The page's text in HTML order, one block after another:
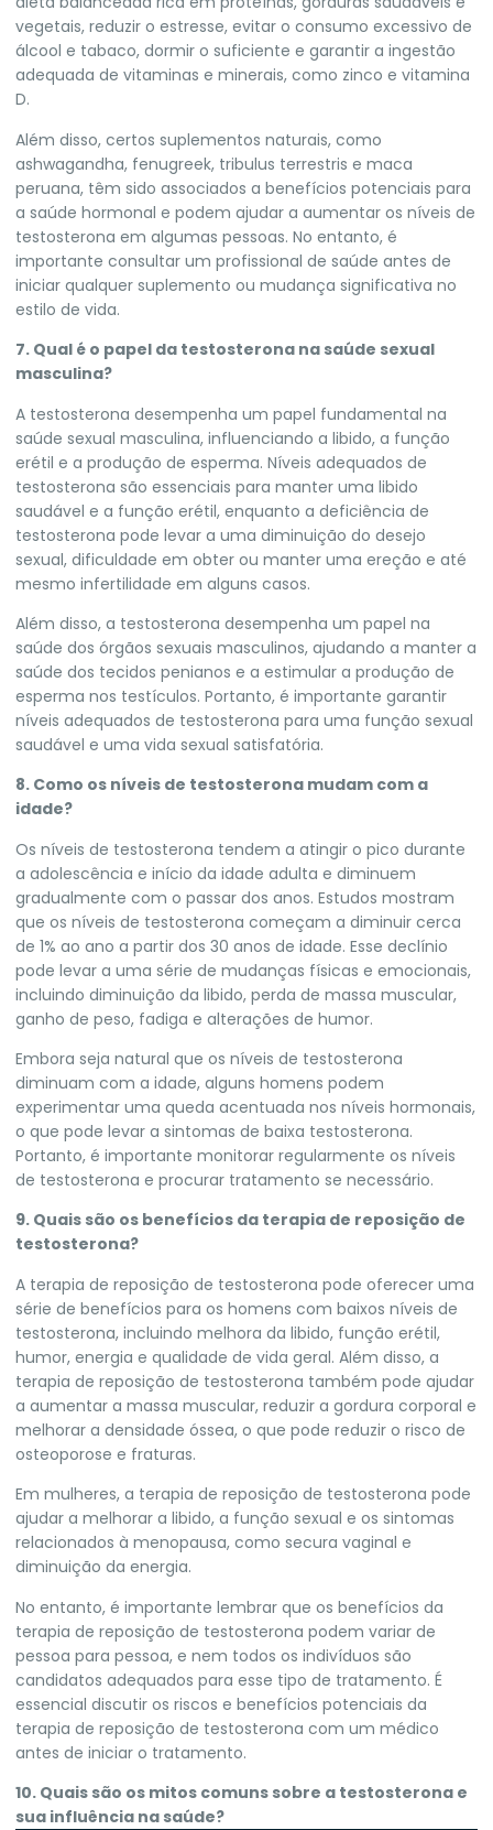
vegetais, reduzir o estresse, evitar o consumo excessivo de
álcool e tabaco, dormir o suficiente e garantir a ingestão
adequada de vitaminas e minerais, como zinco e vitamina
D.
Além disso, certos suplementos naturais, como
ashwagandha, fenugreek, tribulus terrestris e maca
peruana, têm sido associados a benefícios potenciais para
a saúde hormonal e podem ajudar a aumentar os níveis de
testosterona em algumas pessoas. No entanto, é
importante consultar um profissional de saúde antes de
iniciar qualquer suplemento ou mudança significativa no
estilo de vida.
7. Qual é o papel da testosterona na saúde sexual
masculina?
A testosterona desempenha um papel fundamental na
saúde sexual masculina, influenciando a libido, a função
erétil e a produção de esperma. Níveis adequados de
testosterona são essenciais para manter uma libido
saudável e a função erétil, enquanto a deficiência de
testosterona pode levar a uma diminuição do desejo
sexual, dificuldade em obter ou manter uma ereção e até
mesmo infertilidade em alguns casos.
Além disso, a testosterona desempenha um papel na
saúde dos órgãos sexuais masculinos, ajudando a manter a
saúde dos tecidos penianos e a estimular a produção de
esperma nos testículos. Portanto, é importante garantir
níveis adequados de testosterona para uma função sexual
saudável e uma vida sexual satisfatória.
8. Como os níveis de testosterona mudam com a
idade?
Os níveis de testosterona tendem a atingir o pico durante
a adolescência e início da idade adulta e diminuem
gradualmente com o passar dos anos. Estudos mostram
que os níveis de testosterona começam a diminuir cerca
de 1% ao ano a partir dos 30 anos de idade. Esse declínio
pode levar a uma série de mudanças físicas e emocionais,
incluindo diminuição da libido, perda de massa muscular,
ganho de peso, fadiga e alterações de humor.
Embora seja natural que os níveis de testosterona
diminuam com a idade, alguns homens podem
experimentar uma queda acentuada nos níveis hormonais,
o que pode levar a sintomas de baixa testosterona.
Portanto, é importante monitorar regularmente os níveis
de testosterona e procurar tratamento se necessário.
9. Quais são os benefícios da terapia de reposição de
testosterona?
A terapia de reposição de testosterona pode oferecer uma
série de benefícios para os homens com baixos níveis de
testosterona, incluindo melhora da libido, função erétil,
humor, energia e qualidade de vida geral. Além disso, a
terapia de reposição de testosterona também pode ajudar
a aumentar a massa muscular, reduzir a gordura corporal e
melhorar a densidade óssea, o que pode reduzir o risco de
osteoporose e fraturas.
Em mulheres, a terapia de reposição de testosterona pode
ajudar a melhorar a libido, a função sexual e os sintomas
relacionados à menopausa, como secura vaginal e
diminuição da energia.
No entanto, é importante lembrar que os benefícios da
terapia de reposição de testosterona podem variar de
pessoa para pessoa, e nem todos os indivíduos são
candidatos adequados para esse tipo de tratamento. É
essencial discutir os riscos e benefícios potenciais da
terapia de reposição de testosterona com um médico
antes de iniciar o tratamento.
10. Quais são os mitos comuns sobre a testosterona e
sua influência na saúde?